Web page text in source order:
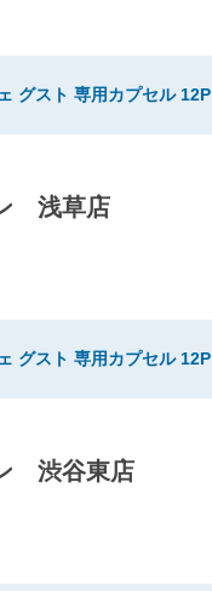
グスト 専用カプセル 12P
浅草店
グスト 専用カプセル 12P
渋谷東店